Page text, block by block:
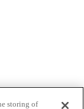
storing of